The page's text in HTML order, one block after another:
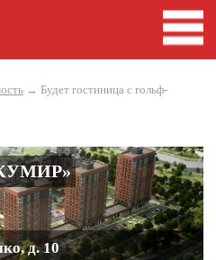
→ Будет гостиница с гольф-
д. 10